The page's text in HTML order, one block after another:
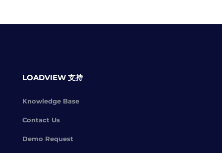
LOADVIEW 支持
Knowledge Base
Contact Us
Demo Request